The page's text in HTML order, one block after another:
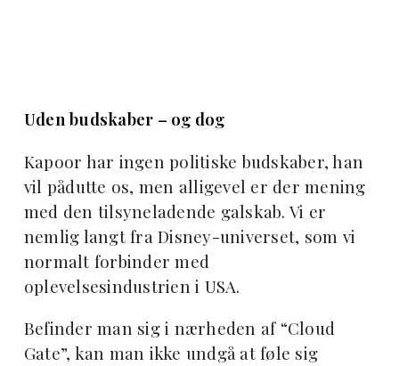
Uden budskaber – og dog
Kapoor har ingen politiske budskaber, han
vil pådutte os, men alligevel er der mening
med den tilsyneladende galskab. Vi er
nemlig langt fra Disney-universet, som vi
normalt forbinder med
oplevelsesindustrien i USA.
Befinder man sig i nærheden af “Cloud
Gate”, kan man ikke undgå at føle sig